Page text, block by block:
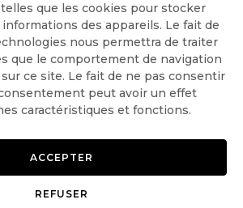
que les cookies pour stocker
des appareils. Le fait de
nous permettra de traiter
que le comportement de navigation
ce site. Le fait de ne pas consentir
peut avoir un effet
caractéristiques et fonctions.
ACCEPTER
REFUSER